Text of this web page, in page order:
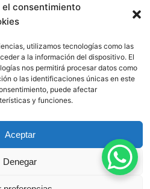
el consentimiento
utilizamos tecnologías como las
a la información del dispositivo. El
nos permitirá procesar datos como
o las identificaciones únicas en este
puede afectar
y funciones.
Aceptar
Denegar
Artículo 831
de Privacidad
Política de
Contacto